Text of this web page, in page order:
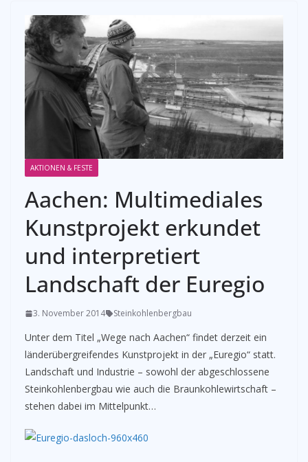
AKTIONEN & FESTE
Aachen: Multimediales
Kunstprojekt erkundet
und interpretiert
Landschaft der Euregio
3. November 2014 Steinkohlenbergbau
Unter dem Titel „Wege nach Aachen“ findet derzeit ein
länderübergreifendes Kunstprojekt in der „Euregio“ statt.
Landschaft und Industrie – sowohl der abgeschlossene
Steinkohlenbergbau wie auch die Braunkohlewirtschaft –
stehen dabei im Mittelpunkt…